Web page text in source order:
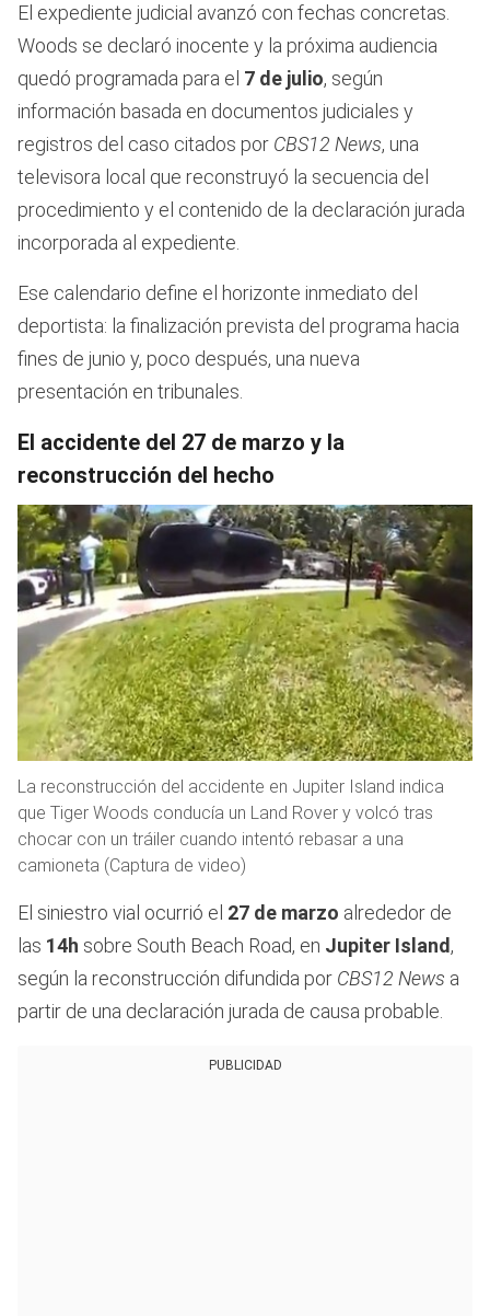
El expediente judicial avanzó con fechas concretas.
Woods se declaró inocente y la próxima audiencia
quedó programada para el 7 de julio, según
información basada en documentos judiciales y
registros del caso citados por CBS12 News, una
televisora local que reconstruyó la secuencia del
procedimiento y el contenido de la declaración jurada
incorporada al expediente.
Ese calendario define el horizonte inmediato del
deportista: la finalización prevista del programa hacia
fines de junio y, poco después, una nueva
presentación en tribunales.
El accidente del 27 de marzo y la
reconstrucción del hecho
La reconstrucción del accidente en Jupiter Island indica
que Tiger Woods conducía un Land Rover y volcó tras
chocar con un tráiler cuando intentó rebasar a una
camioneta (Captura de video)
El siniestro vial ocurrió el 27 de marzo alrededor de
las 14h sobre South Beach Road, en Jupiter Island ,
según la reconstrucción difundida por CBS12 News a
partir de una declaración jurada de causa probable.
PUBLICIDAD